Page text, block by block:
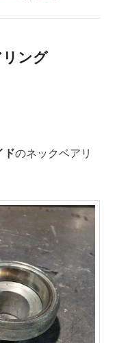
ング
ドのネックベアリ